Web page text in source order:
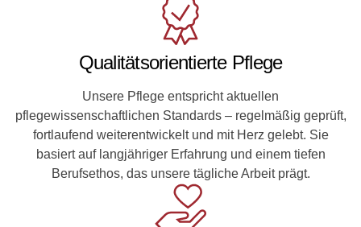
Qualitätsorientierte Pflege
Unsere Pflege entspricht aktuellen
pflegewissenschaftlichen Standards – regelmäßig geprüft,
fortlaufend weiterentwickelt und mit Herz gelebt. Sie
basiert auf langjähriger Erfahrung und einem tiefen
Berufsethos, das unsere tägliche Arbeit prägt.